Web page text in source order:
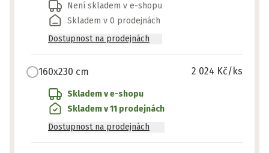
Není skladem v e-shopu
Skladem v 0 prodejnách
Dostupnost na prodejnách
160x230 cm 2 024 Kč/ks
Skladem v e-shopu
Skladem v 11 prodejnách
Dostupnost na prodejnách